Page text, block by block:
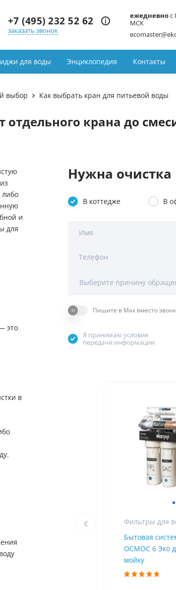
+7 (495) 232 52 62
условия
перезвоним
Фирменные магазины
заказать звонок
ежедневнос
МСК
для воды Энциклопедия Контакты
выбор Как выбрать кран для питьевой воды
крана до
либо
и
для
это
в
Нужна очистка
В коттедже В
Имя
Телефон
Выберите причину
Пишите в Max вместо
Я принимаю условия
передачи информации
Фильтры для
Бытовая
ОСМОС 6 Эко
мойку